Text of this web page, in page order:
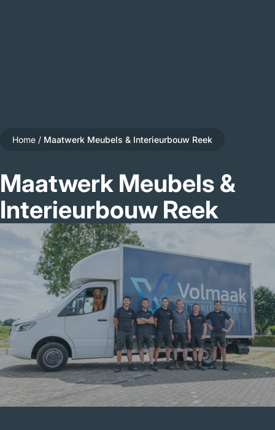
Home / Maatwerk Meubels & Interieurbouw Reek
Maatwerk Meubels &
Interieurbouw Reek